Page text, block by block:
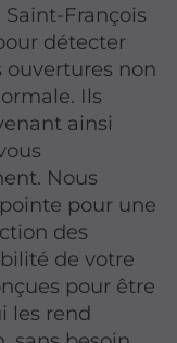
François
détecter
ouvertures non
Ils
ainsi
Nous
pour une
des
de votre
pour être
les rend